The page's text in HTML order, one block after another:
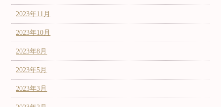
2023年11月
2023年10月
2023年8月
2023年5月
2023年3月